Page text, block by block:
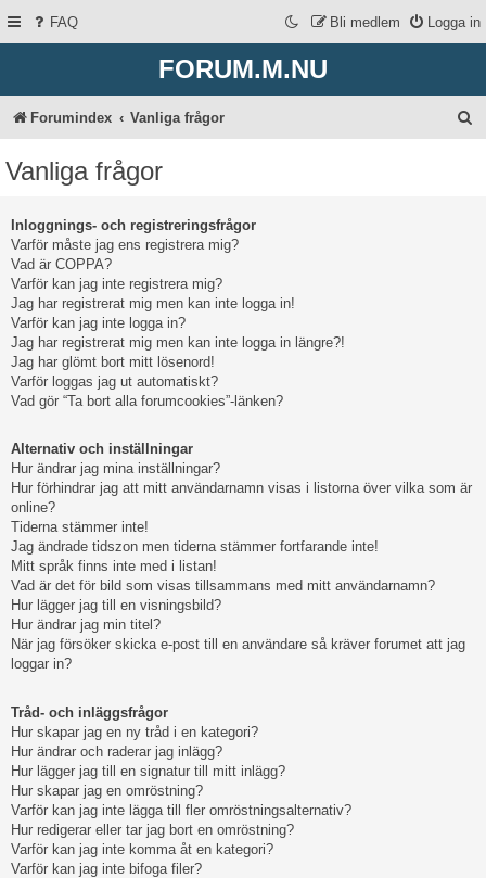
FAQ Logga in
Bli medlem
FORUM.M.NU
Forumindex Vanliga frågor
Vanliga frågor
Inloggnings- och registreringsfrågor
Varför måste jag ens registrera mig?
Vad är COPPA?
Varför kan jag inte registrera mig?
Jag har registrerat mig men kan inte logga in!
Varför kan jag inte logga in?
Jag har registrerat mig men kan inte logga in längre?!
Jag har glömt bort mitt lösenord!
Varför loggas jag ut automatiskt?
Vad gör “Ta bort alla forumcookies”-länken?
Alternativ och inställningar
Hur ändrar jag mina inställningar?
Hur förhindrar jag att mitt användarnamn visas i listorna över vilka som är
online?
Tiderna stämmer inte!
Jag ändrade tidszon men tiderna stämmer fortfarande inte!
Mitt språk finns inte med i listan!
Vad är det för bild som visas tillsammans med mitt användarnamn?
Hur lägger jag till en visningsbild?
Hur ändrar jag min titel?
När jag försöker skicka e-post till en användare så kräver forumet att jag
loggar in?
Tråd- och inläggsfrågor
Hur skapar jag en ny tråd i en kategori?
Hur ändrar och raderar jag inlägg?
Hur lägger jag till en signatur till mitt inlägg?
Hur skapar jag en omröstning?
Varför kan jag inte lägga till fler omröstningsalternativ?
Hur redigerar eller tar jag bort en omröstning?
Varför kan jag inte komma åt en kategori?
Varför kan jag inte bifoga filer?